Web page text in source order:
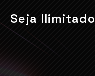
Seja Ilimitado